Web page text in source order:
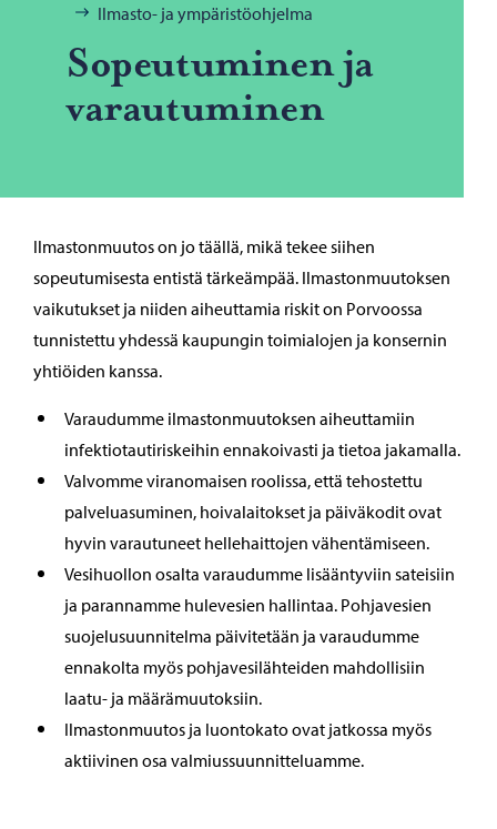
Ilmasto- ja ympäristöohjelma
So­peu­tu­mi­nen ja
va­rau­tu­mi­nen
Ilmastonmuutos on jo täällä, mikä tekee siihen
sopeutumisesta entistä tärkeämpää. Ilmastonmuutoksen
vaikutukset ja niiden aiheuttamia riskit on Porvoossa
tunnistettu yhdessä kaupungin toimialojen ja konsernin
yhtiöiden kanssa.
Varaudumme ilmastonmuutoksen aiheuttamiin
infektiotautiriskeihin ennakoivasti ja tietoa jakamalla.
Valvomme viranomaisen roolissa, että tehostettu
palveluasuminen, hoivalaitokset ja päiväkodit ovat
hyvin varautuneet hellehaittojen vähentämiseen.
Vesihuollon osalta varaudumme lisääntyviin sateisiin
ja parannamme hulevesien hallintaa. Pohjavesien
suojelusuunnitelma päivitetään ja varaudumme
ennakolta myös pohjavesilähteiden mahdollisiin
laatu- ja määrämuutoksiin.
Ilmastonmuutos ja luontokato ovat jatkossa myös
aktiivinen osa valmiussuunnitteluamme.